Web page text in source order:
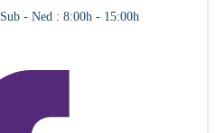
Sub - Ned : 8:00h - 15:00h